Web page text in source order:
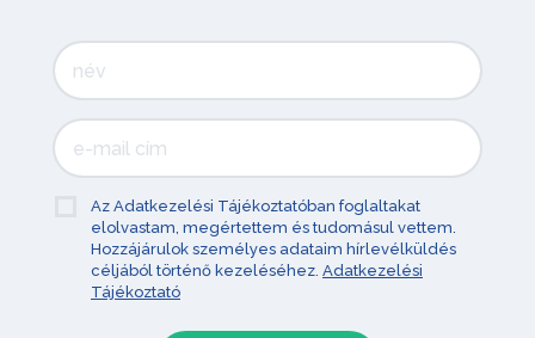
Az Adatkezelési Tájékoztatóban foglaltakat
elolvastam, megértettem és tudomásul vettem.
Hozzájárulok személyes adataim hírlevélküldés
céljából történő kezeléséhez. Adatkezelési
Tájékoztató